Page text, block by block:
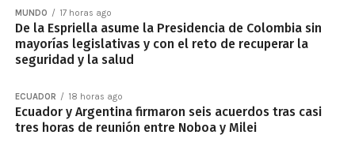
MUNDO 17 horas ago
De la Espriella asume la Presidencia de Colombia sin
mayorías legislativas y con el reto de recuperar la
seguridad y la salud
ECUADOR 18 horas ago
Ecuador y Argentina firmaron seis acuerdos tras casi
tres horas de reunión entre Noboa y Milei